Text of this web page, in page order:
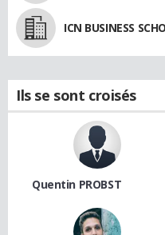
ICN BUSINESS
Ils se sont croisés
Quentin PROBST